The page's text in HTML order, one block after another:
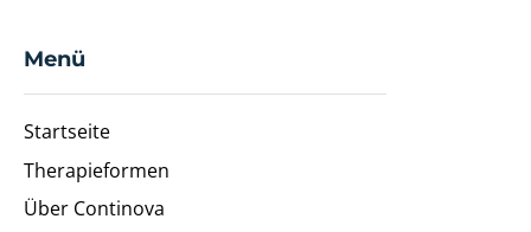
Menü
Startseite
Therapieformen
Über Continova